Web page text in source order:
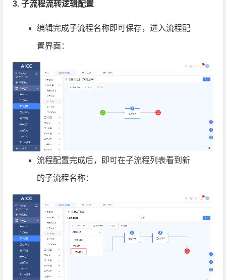
3. 子流程流转逻辑配置
编辑完成子流程名称即可保存，进入流程配
置界面：
流程配置完成后，即可在子流程列表看到新
的子流程名称：